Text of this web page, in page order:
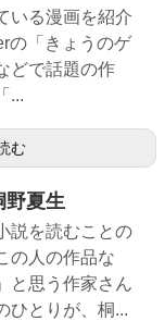
いる漫画を紹介
の「きょうのゲ
どで話題の作
...
む
野夏生
説を読むことの
の人の作品な
と思う作家さん
ひとりが、桐...